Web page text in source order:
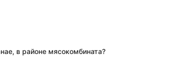
в районе мясокомбината?